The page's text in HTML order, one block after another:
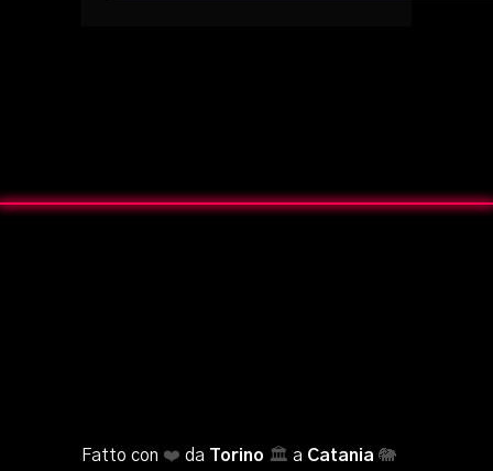
Fatto con ❤️ da Torino 🏛️ a Catania 🐘